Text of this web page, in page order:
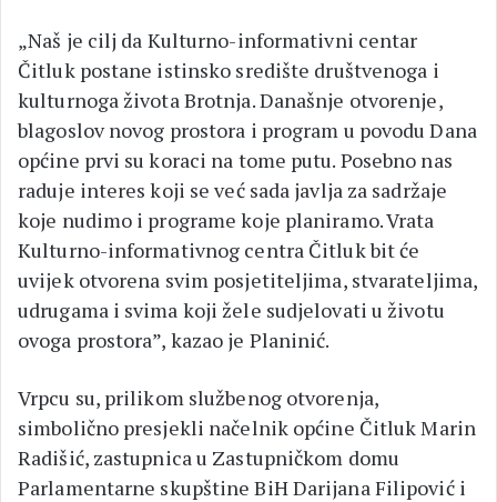
„Naš je cilj da Kulturno-informativni centar
Čitluk postane istinsko središte društvenoga i
kulturnoga života Brotnja. Današnje otvorenje,
blagoslov novog prostora i program u povodu Dana
općine prvi su koraci na tome putu. Posebno nas
raduje interes koji se već sada javlja za sadržaje
koje nudimo i programe koje planiramo. Vrata
Kulturno-informativnog centra Čitluk bit će
uvijek otvorena svim posjetiteljima, stvarateljima,
udrugama i svima koji žele sudjelovati u životu
ovoga prostora”, kazao je Planinić.
Vrpcu su, prilikom službenog otvorenja,
simbolično presjekli načelnik općine Čitluk Marin
Radišić, zastupnica u Zastupničkom domu
Parlamentarne skupštine BiH Darijana Filipović i